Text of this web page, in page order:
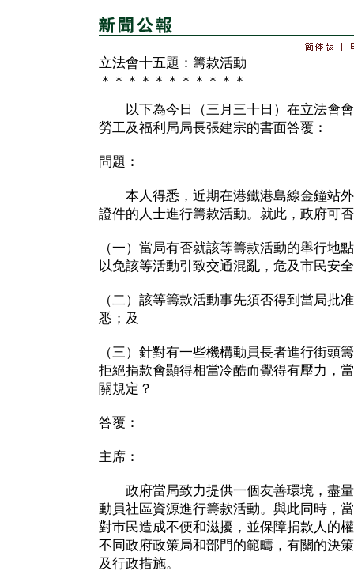
立法會十五題：籌款活動
＊＊＊＊＊＊＊＊＊＊＊
以下為今日（三月三十日）在立法會會
勞工及福利局局長張建宗的書面答覆：
問題：
本人得悉，近期在港鐵港島線金鐘站外
證件的人士進行籌款活動。就此，政府可
（一）當局有否就該等籌款活動的舉行地
以免該等活動引致交通混亂，危及市民安
（二）該等籌款活動事先須否得到當局批
悉；及
（三）針對有一些機構動員長者進行街頭
拒絕捐款會顯得相當冷酷而覺得有壓力，
關規定？
答覆：
主席：
政府當局致力提供一個友善環境，盡量
動員社區資源進行籌款活動。與此同時，
對巿民造成不便和滋擾，並保障捐款人的
不同政府政策局和部門的範疇，有關的決
及行政措施。